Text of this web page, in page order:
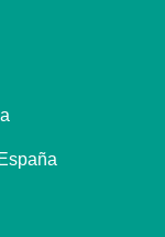
España